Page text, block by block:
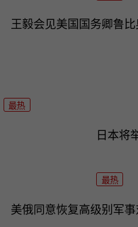
王毅会见美国国务卿鲁比
最热
日本将
最热
美俄同意恢复高级别军